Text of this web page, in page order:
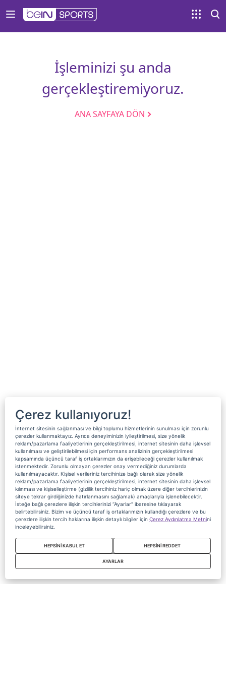
İşleminizi şu anda
gerçekleştiremiyoruz.
ANA SAYFAYA DÖN
Çerez kullanıyoruz!
İnternet sitesinin sağlanması ve bilgi toplumu hizmetlerinin sunulması için zorunlu
çerezler kullanmaktayız. Ayrıca deneyiminizin iyileştirilmesi, size yönelik
reklam/pazarlama faaliyetlerinin gerçekleştirilmesi, internet sitesinin daha işlevsel
kullanılması ve geliştirilebilmesi için performans analizinin gerçekleştirilmesi
kapsamında üçüncü taraf iş ortaklarımızın da erişebileceği çerezler kullanılmak
istenmektedir. Zorunlu olmayan çerezler onay vermediğiniz durumlarda
kullanılmayacaktır. Kişisel verileriniz tercihinize bağlı olarak size yönelik
reklam/pazarlama faaliyetlerinin gerçekleştirilmesi, internet sitesinin daha işlevsel
kılınması ve kişiselleştirme (gizlilik tercihiniz hariç olmak üzere diğer tercihlerinizin
siteye tekrar girdiğinizde hatırlanmasını sağlamak) amaçlarıyla işlenebilecektir.
İsteğe bağlı çerezlere ilişkin tercihlerinizi “Ayarlar” ibaresine tıklayarak
belirtebilirsiniz. Bizim ve üçüncü taraf iş ortaklarımızın kullandığı çerezlere ve bu
çerezlere ilişkin tercih haklarına ilişkin detaylı bilgiler için Çerez Aydınlatma Metnini
inceleyebilirsiniz.
HEPSİNİ KABUL ET HEPSİNİ REDDET
AYARLAR